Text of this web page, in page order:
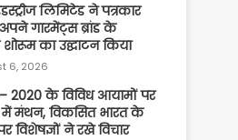
लिमिटेड ने पत्रकार
गारमेंट्स ब्रांड के
शोरूम का उद्घाटन किया
6, 2026
2020 के विविध आयामों पर
में मंथन, विकसित भारत के
विशेषज्ञों ने रखे विचार